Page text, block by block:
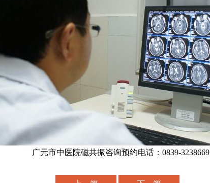
广元市中医院磁共振咨询预约电话：0839-3238669